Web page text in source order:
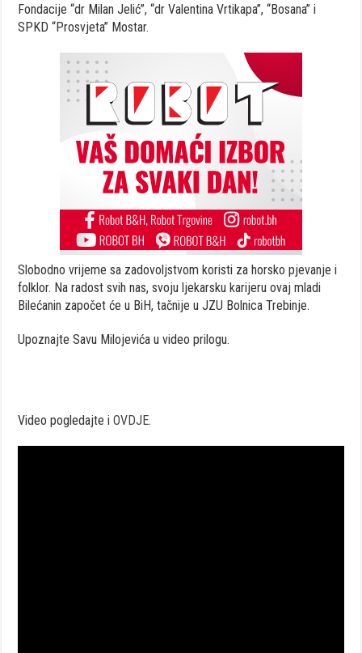
Fondacije “dr Milan Jelić”, “dr Valentina Vrtikapa”, “Bosana” i
SPKD “Prosvjeta” Mostar.
Slobodno vrijeme sa zadovoljstvom koristi za horsko pjevanje i
folklor. Na radost svih nas, svoju ljekarsku karijeru ovaj mladi
Bilećanin započet će u BiH, tačnije u JZU Bolnica Trebinje.
Upoznajte Savu Milojevića u video prilogu.
Video pogledajte iOVDJE.